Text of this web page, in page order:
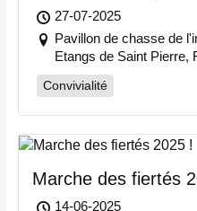
27-07-2025
Pavillon de chasse de
Etangs de Saint Pierre,
Convivialité
Marche des fiertés
14-06-2025